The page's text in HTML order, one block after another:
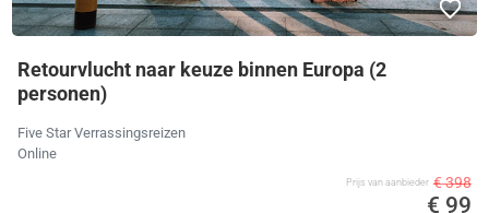
Retourvlucht naar keuze binnen Europa (2
personen)
Five Star Verrassingsreizen
Online
Prijs van aanbieder € 398
€ 99